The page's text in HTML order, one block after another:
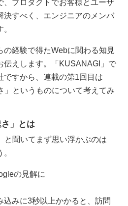
、プロダクトでお客様とユーザ
決すべく、エンジニアのメンバ
経験で得たWebに関わる知見
伝えします。「KUSANAGI」で
ですから、連載の第1回目は
」というものについて考えてみ
」とは
聞いてまず思い浮かぶのは
の見解に
込みに3秒以上かかると、訪問